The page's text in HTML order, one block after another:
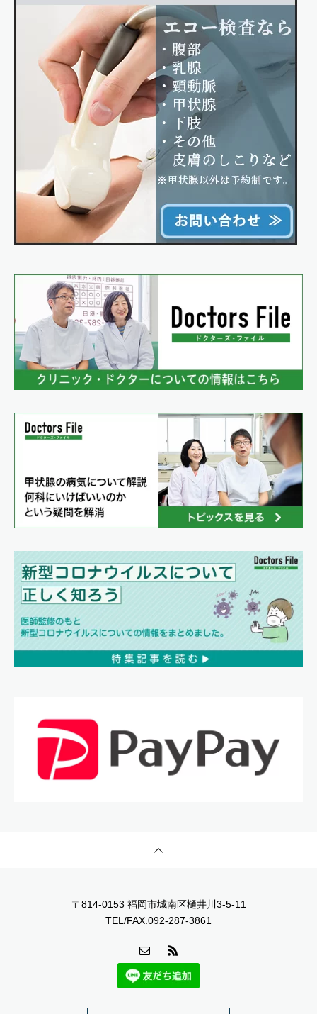
〒814-0153 福岡市城南区樋井川3-5-11
TEL/FAX.092-287-3861